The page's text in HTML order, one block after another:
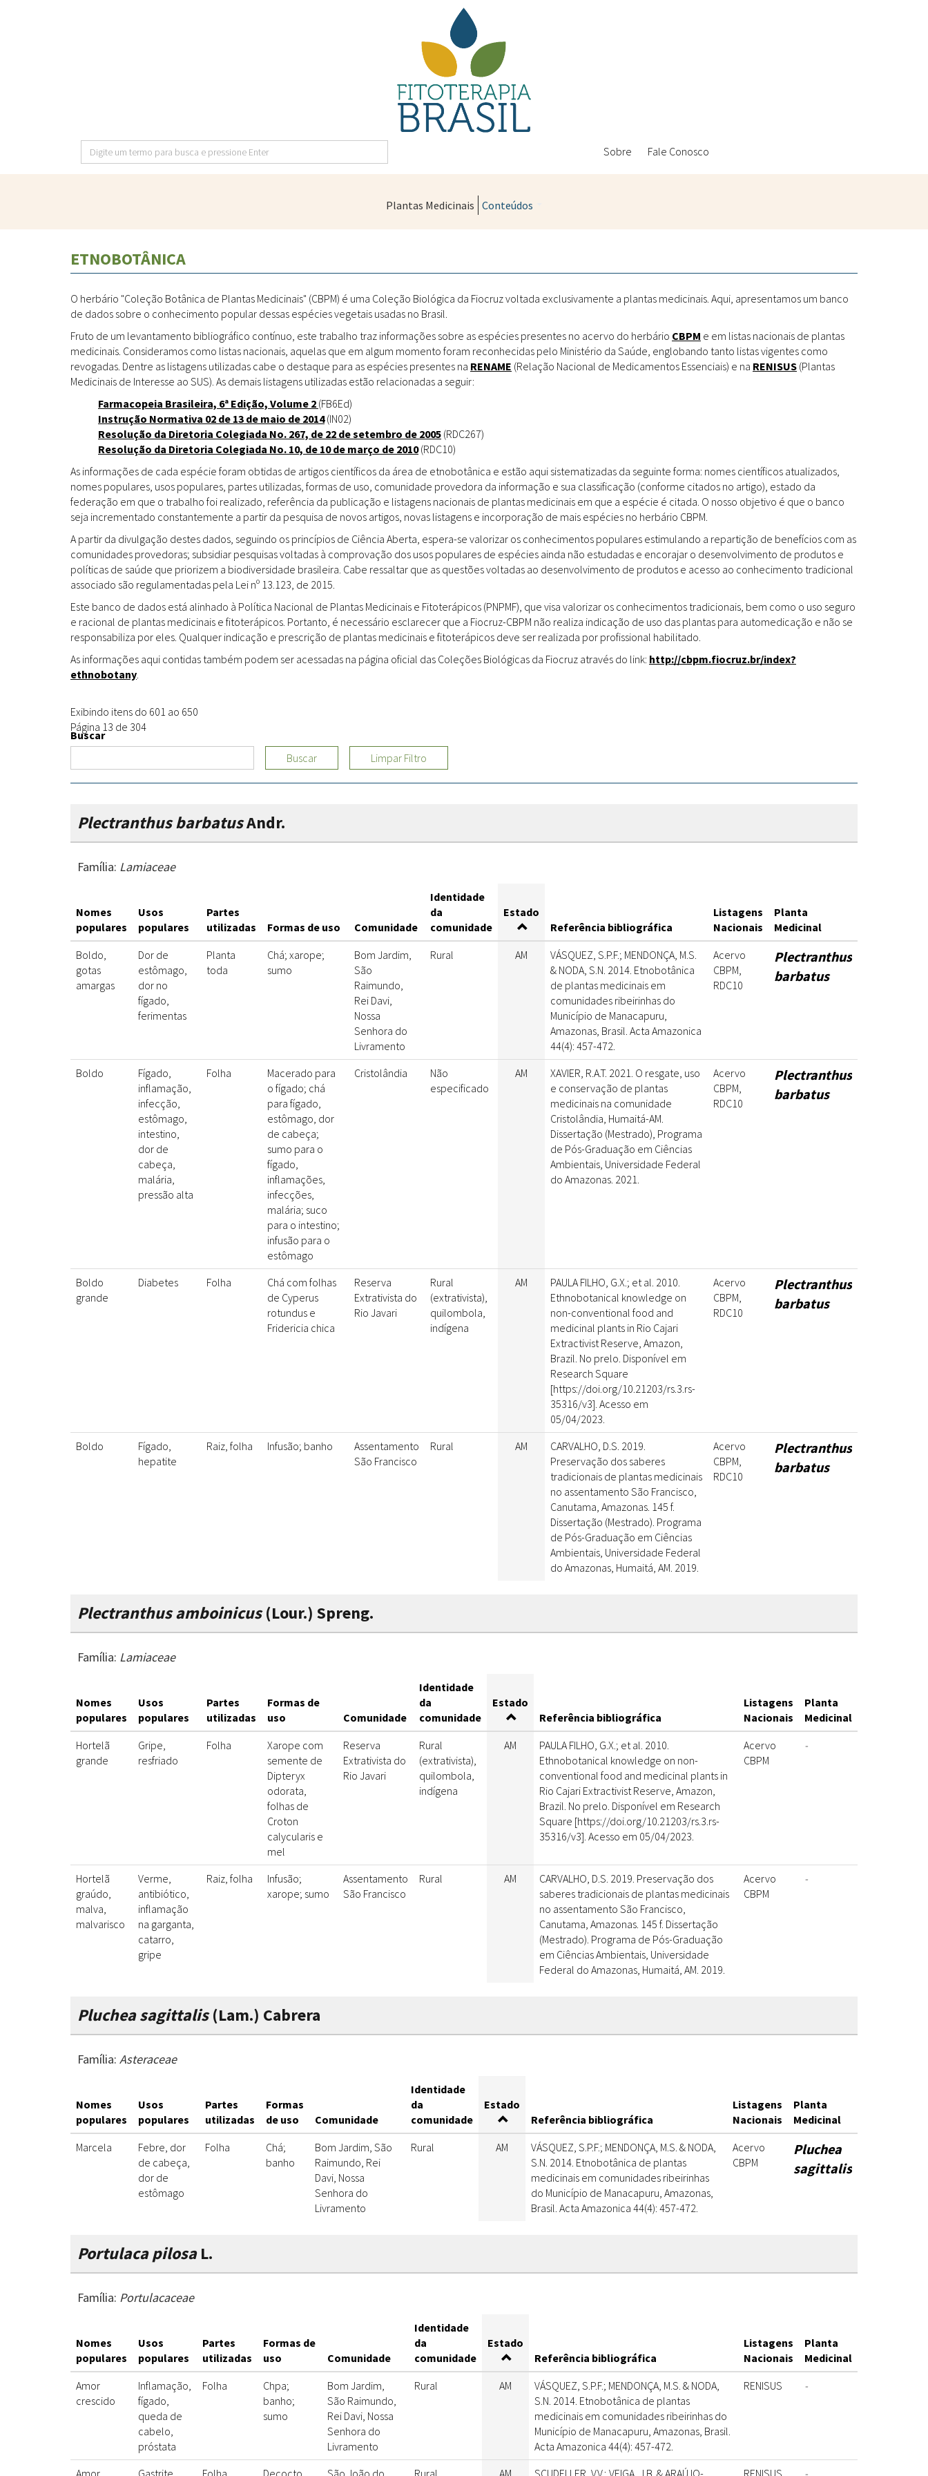
pressione
Enter
Sobre Fale Conosco
Plantas Medicinais Conteúdos
Sanitárias
Políticas
Metodologias
Farmácias Vivas
Medicinais
Conceitos
Livros
Periódicos
Produções Acadêmicas
Todos
Grupos de Pesquisa
Sementes, Mudas &
Plantas
Produto & Indústria Padrões
Fitoterápicos
Educação & Arte
Sites
ETNOBOTÂNICA
O herbário "Coleção Botânica de Plantas Medicinais" (CBPM) é uma Coleção Biológica da Fiocruz voltada exclusivamente a plantas medicinais. Aqui, apresentamos um banco
de dados sobre o conhecimento popular dessas espécies vegetais usadas no Brasil.
Fruto de um levantamento bibliográfico contínuo, este trabalho traz informações sobre as espécies presentes no acervo do herbário CBPM e em listas nacionais de plantas
medicinais. Consideramos como listas nacionais, aquelas que em algum momento foram reconhecidas pelo Ministério da Saúde, englobando tanto listas vigentes como
revogadas. Dentre as listagens utilizadas cabe o destaque para as espécies presentes na RENAME (Relação Nacional de Medicamentos Essenciais) e na RENISUS (Plantas
Medicinais de Interesse ao SUS). As demais listagens utilizadas estão relacionadas a seguir:
Farmacopeia Brasileira, 6ª Edição, Volume 2 (FB6Ed)
Instrução Normativa 02 de 13 de maio de 2014(IN02)
Resolução da Diretoria Colegiada No. 267, de 22 de setembro de 2005 (RDC267)
Resolução da Diretoria Colegiada No. 10, de 10 de março de 2010(RDC10)
As informações de cada espécie foram obtidas de artigos científicos da área de etnobotânica e estão aqui sistematizadas da seguinte forma: nomes científicos atualizados,
nomes populares, usos populares, partes utilizadas, formas de uso, comunidade provedora da informação e sua classificação (conforme citados no artigo), estado da
federação em que o trabalho foi realizado, referência da publicação e listagens nacionais de plantas medicinais em que a espécie é citada. O nosso objetivo é que o banco
seja incrementado constantemente a partir da pesquisa de novos artigos, novas listagens e incorporação de mais espécies no herbário CBPM.
A partir da divulgação destes dados, seguindo os princípios de Ciência Aberta, espera-se valorizar os conhecimentos populares estimulando a repartição de benefícios com as
comunidades provedoras; subsidiar pesquisas voltadas à comprovação dos usos populares de espécies ainda não estudadas e encorajar o desenvolvimento de produtos e
políticas de saúde que priorizem a biodiversidade brasileira. Cabe ressaltar que as questões voltadas ao desenvolvimento de produtos e acesso ao conhecimento tradicional
associado são regulamentadas pela Lei nº 13.123, de 2015.
Este banco de dados está alinhado à Política Nacional de Plantas Medicinais e Fitoterápicos (PNPMF), que visa valorizar os conhecimentos tradicionais, bem como o uso seguro
e racional de plantas medicinais e fitoterápicos. Portanto, é necessário esclarecer que a Fiocruz-CBPM não realiza indicação de uso das plantas para automedicação e não se
responsabiliza por eles. Qualquer indicação e prescrição de plantas medicinais e fitoterápicos deve ser realizada por profissional habilitado.
As informações aqui contidas também podem ser acessadas na página oficial das Coleções Biológicas da Fiocruz através do link: http://cbpm.fiocruz.br/index?
ethnobotany.
Exibindo itens do 601 ao 650
Página 13 de 304
Buscar
Buscar
Limpar Filtro
Plectranthus barbatusAndr.
Família: Lamiaceae
Nomes
populares
Usos
populares
Partes
utilizadas
Formas de uso Comunidade
Identidade
da
comunidade
Estado
Referência bibliográfica
Listagens
Nacionais
Planta
Medicinal
Boldo,
gotas
amargas
Dor de
estômago,
dor no
fígado,
ferimentas
Planta
toda
Chá; xarope;
sumo
Bom Jardim,
São
Raimundo,
Rei Davi,
Nossa
Senhora do
Livramento
Rural AM
VÁSQUEZ, S.P.F.; MENDONÇA, M.S.
& NODA, S.N. 2014. Etnobotânica
de plantas medicinais em
comunidades ribeirinhas do
Município de Manacapuru,
Amazonas, Brasil. Acta Amazonica
44(4): 457-472.
Acervo
CBPM,
RDC10
Plectranthus
barbatus
Boldo
Fígado,
inflamação,
infecção,
estômago,
intestino,
dor de
cabeça,
malária,
pressão alta
Folha
Macerado para
o fígado; chá
para fígado,
estômago, dor
de cabeça;
sumo para o
fígado,
inflamações,
infecções,
malária; suco
para o intestino;
infusão para o
estômago
Cristolândia
Não
especificado
AM
XAVIER, R.A.T. 2021. O resgate, uso
e conservação de plantas
medicinais na comunidade
Cristolândia, Humaitá-AM.
Dissertação (Mestrado), Programa
de Pós-Graduação em Ciências
Ambientais, Universidade Federal
do Amazonas. 2021.
Acervo
CBPM,
RDC10
Plectranthus
barbatus
Boldo
grande
Diabetes Folha
Chá com folhas
de Cyperus
rotundus e
Fridericia chica
Reserva
Extrativista do
Rio Javari
Rural
(extrativista),
quilombola,
indígena
AM
PAULA FILHO, G.X.; et al. 2010.
Ethnobotanical knowledge on
non-conventional food and
medicinal plants in Rio Cajari
Extractivist Reserve, Amazon,
Brazil. No prelo. Disponível em
Research Square
[https://doi.org/10.21203/rs.3.rs-
35316/v3]. Acesso em
05/04/2023.
Acervo
CBPM,
RDC10
Plectranthus
barbatus
Boldo
Fígado,
hepatite
Raiz, folha Infusão; banho
Assentamento
São Francisco
Rural AM
CARVALHO, D.S. 2019.
Preservação dos saberes
tradicionais de plantas medicinais
no assentamento São Francisco,
Canutama, Amazonas. 145 f.
Dissertação (Mestrado). Programa
de Pós-Graduação em Ciências
Ambientais, Universidade Federal
do Amazonas, Humaitá, AM. 2019.
Acervo
CBPM,
RDC10
Plectranthus
barbatus
Plectranthus amboinicus(Lour.) Spreng.
Família: Lamiaceae
Nomes
populares
Usos
populares
Partes
utilizadas
Formas de
uso
Comunidade
Identidade
da
comunidade
Estado
Referência bibliográfica
Listagens
Nacionais
Planta
Medicinal
Hortelã
grande
Gripe,
resfriado
Folha
Xarope com
semente de
Dipteryx
odorata,
folhas de
Croton
calycularis e
mel
Reserva
Extrativista do
Rio Javari
Rural
(extrativista),
quilombola,
indígena
AM
PAULA FILHO, G.X.; et al. 2010.
Ethnobotanical knowledge on non-
conventional food and medicinal plants in
Rio Cajari Extractivist Reserve, Amazon,
Brazil. No prelo. Disponível em Research
Square [https://doi.org/10.21203/rs.3.rs-
35316/v3]. Acesso em 05/04/2023.
Acervo
CBPM
-
Hortelã
graúdo,
malva,
malvarisco
Verme,
antibiótico,
inflamação
na garganta,
catarro,
gripe
Raiz, folha
Infusão;
xarope; sumo
Assentamento
São Francisco
Rural AM
CARVALHO, D.S. 2019. Preservação dos
saberes tradicionais de plantas medicinais
no assentamento São Francisco,
Canutama, Amazonas. 145 f. Dissertação
(Mestrado). Programa de Pós-Graduação
em Ciências Ambientais, Universidade
Federal do Amazonas, Humaitá, AM. 2019.
Acervo
CBPM
-
Pluchea sagittalis(Lam.) Cabrera
Família: Asteraceae
Nomes
populares
Usos
populares
Partes
utilizadas
Formas
de uso
Comunidade
Identidade
da
comunidade
Estado
Referência bibliográfica
Listagens
Nacionais
Planta
Medicinal
Marcela
Febre, dor
de cabeça,
dor de
estômago
Folha
Chá;
banho
Bom Jardim, São
Raimundo, Rei
Davi, Nossa
Senhora do
Livramento
Rural AM
VÁSQUEZ, S.P.F.; MENDONÇA, M.S. & NODA,
S.N. 2014. Etnobotânica de plantas
medicinais em comunidades ribeirinhas
do Município de Manacapuru, Amazonas,
Brasil. Acta Amazonica 44(4): 457-472.
Acervo
CBPM
Pluchea
sagittalis
Portulaca pilosaL.
Família: Portulacaceae
Nomes
populares
Usos
populares
Partes
utilizadas
Formas de
uso
Comunidade
Identidade
da
comunidade
Estado
Referência bibliográfica
Listagens
Nacionais
Planta
Medicinal
Amor
crescido
Inflamação,
fígado,
queda de
cabelo,
próstata
Folha
Chpa;
banho;
sumo
Bom Jardim,
São Raimundo,
Rei Davi, Nossa
Senhora do
Livramento
Rural AM
VÁSQUEZ, S.P.F.; MENDONÇA, M.S. & NODA,
S.N. 2014. Etnobotânica de plantas
medicinais em comunidades ribeirinhas do
Município de Manacapuru, Amazonas, Brasil.
Acta Amazonica 44(4): 457-472.
RENISUS -